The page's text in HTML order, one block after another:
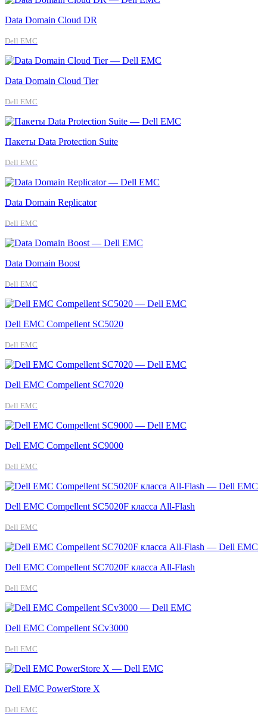
Data Domain Cloud DR
Dell EMC
Data Domain Cloud Tier
Dell EMC
Пакеты Data Protection Suite
Dell EMC
Data Domain Replicator
Dell EMC
Data Domain Boost
Dell EMC
Dell EMC Compellent SC5020
Dell EMC
Dell EMC Compellent SC7020
Dell EMC
Dell EMC Compellent SC9000
Dell EMC
Dell EMC Compellent SC5020F класса All-Flash
Dell EMC
Dell EMC Compellent SC7020F класса All-Flash
Dell EMC
Dell EMC Compellent SCv3000
Dell EMC
Dell EMC PowerStore X
Dell EMC